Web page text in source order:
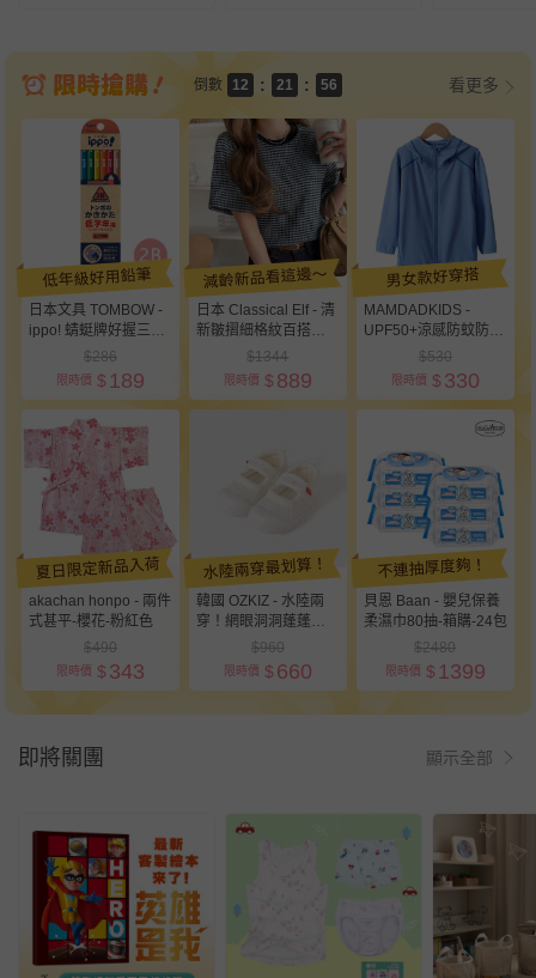
倒數
1
0
2 :
0
21 :
0
1
2
3
5
0
1
3
4
看更多
低年級好用鉛筆
日本文具 TOMBOW -
ippo! 蜻蜓牌好握三角
鉛筆組11+1支-低年級
專用-基本款
$286
限時價 $189
減齡新品看這邊～
日本 Classical Elf - 清
新皺摺細格紋百搭短袖
上衣-淺藍$1344
限時價 $889
男女款好穿搭
MAMDADKIDS -
UPF50+涼感防蚊防曬
連帽外套-線條款-藍色
$530
限時價 $330
夏日限定新品入荷
akachan honpo - 兩件
式甚平-櫻花-粉紅色
$490
限時價 $343
水陸兩穿最划算！
韓國 OZKIZ - 水陸兩
穿！網眼洞洞蓬蓬加厚
滾邊室內鞋/休閒鞋-白
$960
限時價 $660
不連抽厚度夠！
貝恩 Baan - 嬰兒保養
柔濕巾80抽-箱購-24包
$2480
限時價 $1399
即將關團 顯示全部